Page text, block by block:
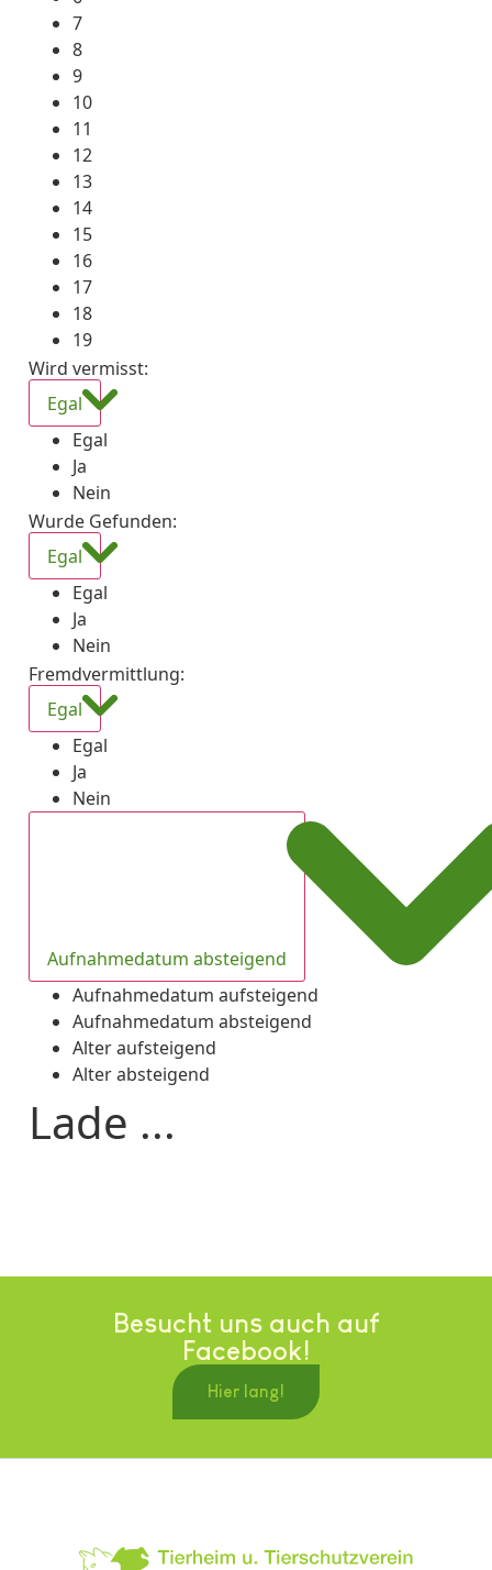
7
8
9
10
11
12
13
14
15
16
17
18
19
Wird vermisst:
Egal
Egal
Ja
Nein
Wurde Gefunden:
Egal
Egal
Ja
Nein
Fremdvermittlung:
Egal
Egal
Ja
Nein
Aufnahmedatum absteigend
Aufnahmedatum aufsteigend
Aufnahmedatum absteigend
Alter aufsteigend
Alter absteigend
Lade ...
Besucht uns auch auf
Facebook!
Hier lang!